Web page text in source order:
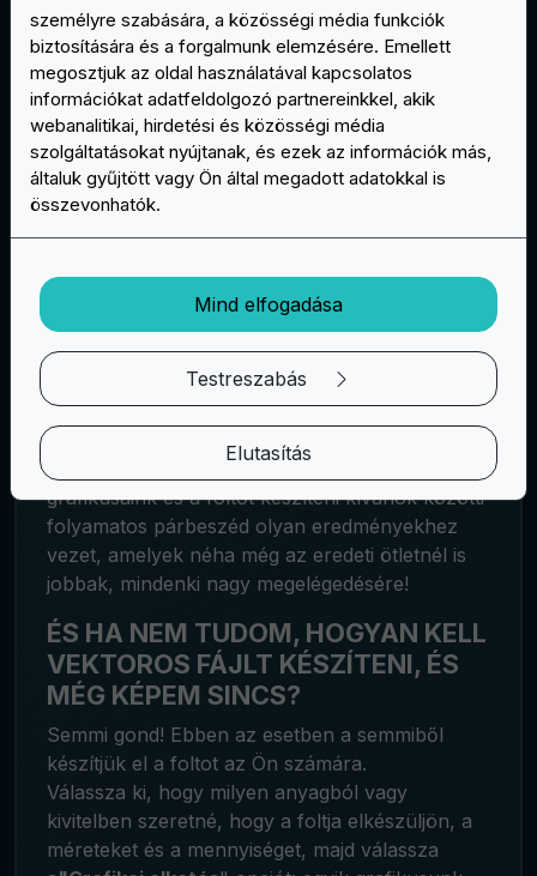
A GRAFIKÁM HŰ LESZ A NEKEM
KÜLDÖTT TERVHEZ?
Grafikusaink minden egyes tervet elemeznek,
hogy pontosan biztosítsák, hogy a megvalósított
ötletet. Néha azonban, és bizonyos foltok
esetében előfordulhat, hogy a kapott terv
bizonyos elemeit módosítani kell, hogy
"megvalósíthatóvá" váljanak: például árnyékolás
(mint már említettük) vagy bonyolult vagy túl
kicsi részek esetében. Az évek tapasztalatai és a
sok elkészített folt azonban azt mondják, hogy a
grafikusaink és a foltot készíteni kívánók közötti
folyamatos párbeszéd olyan eredményekhez
vezet, amelyek néha még az eredeti ötletnél is
jobbak, mindenki nagy megelégedésére!
ÉS HA NEM TUDOM, HOGYAN KELL
VEKTOROS FÁJLT KÉSZÍTENI, ÉS
MÉG KÉPEM SINCS?
Semmi gond! Ebben az esetben a semmiből
készítjük el a foltot az Ön számára.
Válassza ki, hogy milyen anyagból vagy
kivitelben szeretné, hogy a foltja elkészüljön, a
méreteket és a mennyiséget, majd válassza
személyre szabására, a közösségi média funkciók
biztosítására és a forgalmunk elemzésére. Emellett
megosztjuk az oldal használatával kapcsolatos
információkat adatfeldolgozó partnereinkkel, akik
webanalitikai, hirdetési és közösségi média
szolgáltatásokat nyújtanak, és ezek az információk más,
általuk gyűjtött vagy Ön által megadott adatokkal is
összevonhatók.
Mind elfogadása
Testreszabás
Elutasítás